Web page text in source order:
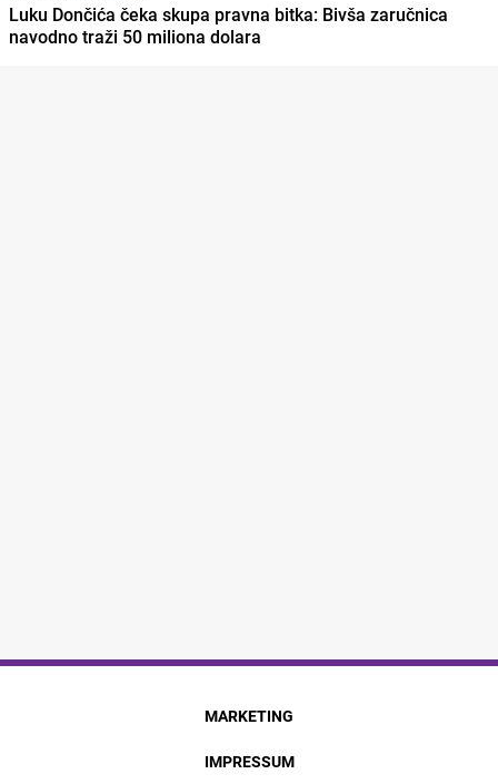
Luku Dončića čeka skupa pravna bitka: Bivša zaručnica
navodno traži 50 miliona dolara
MARKETING
IMPRESSUM